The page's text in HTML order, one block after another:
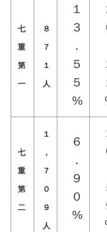
七
重
第
一
８
７
１
人
１
３
．
５
５
%
七
重
第
二
１
，
７
０
９
人
６
．
９
０
%